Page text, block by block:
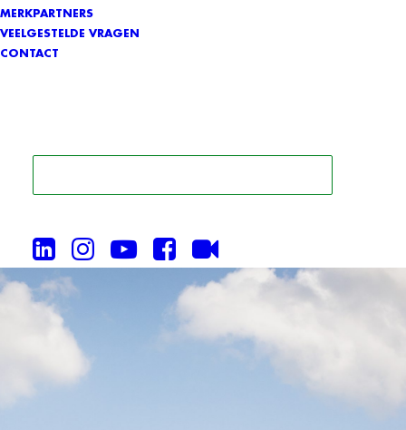
MERKPARTNERS
VEELGESTELDE VRAGEN
CONTACT